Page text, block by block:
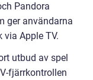
Pandora
ger användarna
Apple TV.
utbud av spel
fjärrkontrollen